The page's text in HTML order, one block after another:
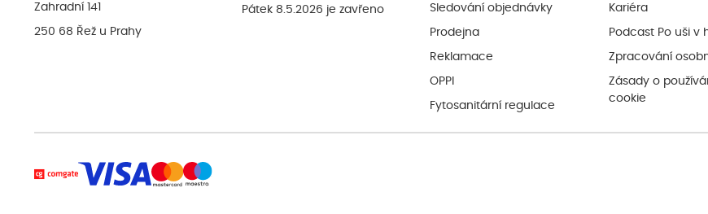
Zahradní 141
250 68 Řež u Prahy
Pátek 8.5.2026 je zavřeno
Sledování objednávky
Prodejna
Reklamace
OPPI
Fytosanitární regulace
Kariéra
Podcast Po uši v
Zpracování
Zásady o
cookie